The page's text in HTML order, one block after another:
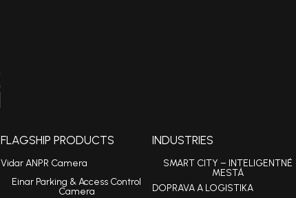
FLAGSHIP PRODUCTS
Vidar ANPR Camera
Einar Parking & Access Control
Camera
INDUSTRIES
SMART CITY – INTELIGENTNÉ
MESTÁ
DOPRAVA A LOGISTIKA